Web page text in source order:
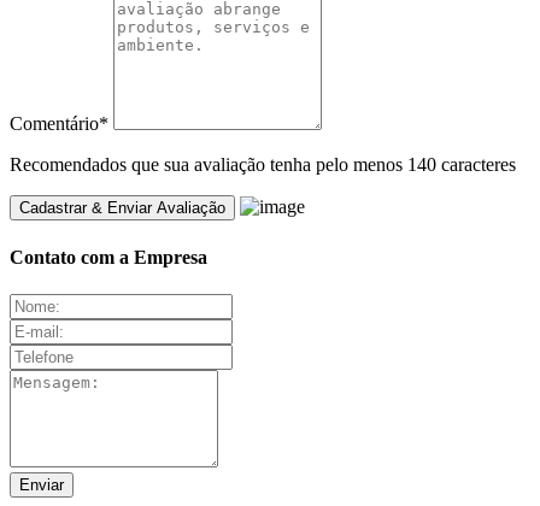
Comentário*
Recomendados que sua avaliação tenha pelo menos 140 caracteres
Contato com a Empresa